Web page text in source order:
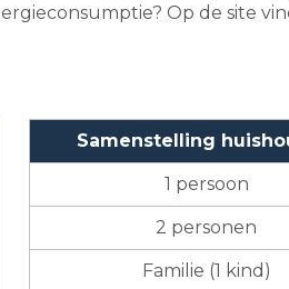
Op de site
Samenstelling
1 persoon
2 personen
Familie (1 kind)